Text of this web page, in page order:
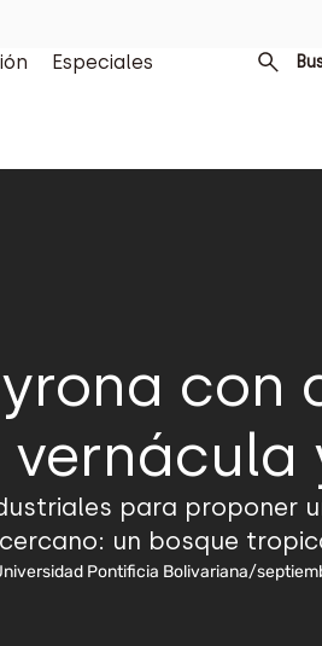
Especiales
con
para proponer
un bosque
Pontificia Bolivariana/